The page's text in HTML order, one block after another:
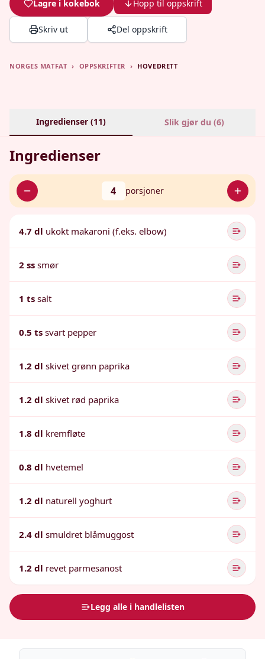
Lagre i kokebok Hopp til oppskrift
Skriv ut Del oppskrift
NORGES MATFAT › OPPSKRIFTER › HOVEDRETT
Ingredienser (11) Slik gjør du (6)
Ingredienser
4 porsjoner
4.7 dl ukokt makaroni (f.eks. elbow)
2 ss smør
1 ts salt
0.5 ts svart pepper
1.2 dl skivet grønn paprika
1.2 dl skivet rød paprika
1.8 dl kremfløte
0.8 dl hvetemel
1.2 dl naturell yoghurt
2.4 dl smuldret blåmuggost
1.2 dl revet parmesanost
Legg alle i handlelisten